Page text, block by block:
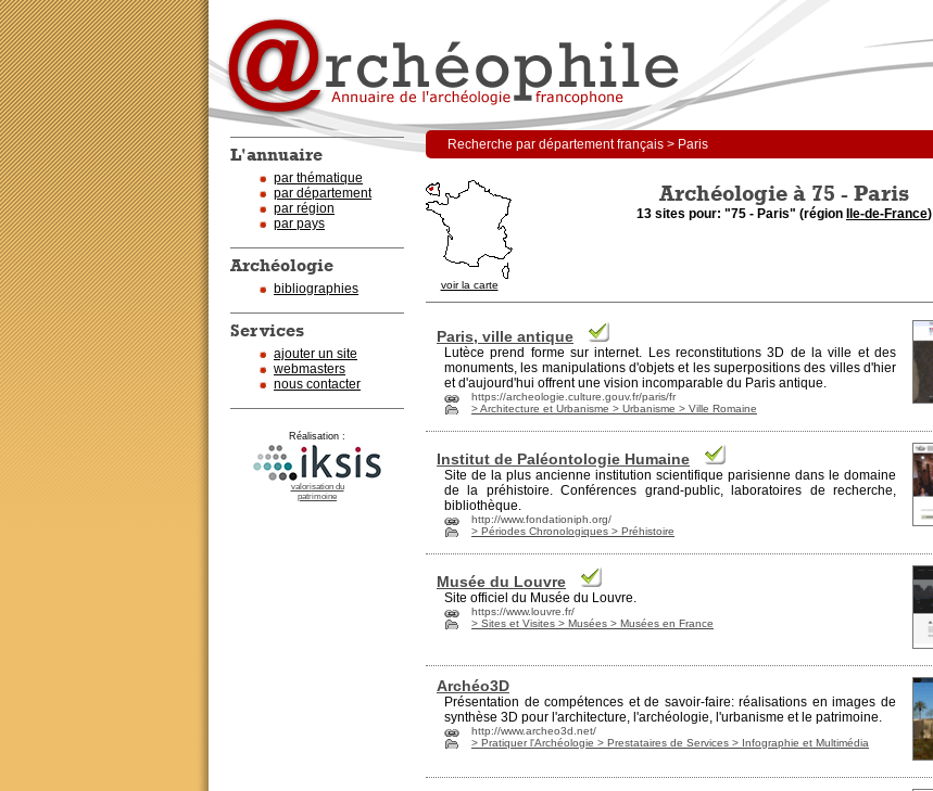
L'annuaire
par thématique
par département
par région
par pays
Archéologie
bibliographies
Services
ajouter un site
webmasters
nous contacter
Réalisation :
valorisation du
patrimoine
Recherche par département français > Paris
voir la carte
Archéologie à 75 - Paris
13 sites pour: "75 - Paris" (région Ile-de-France)
Paris, ville antique
Lutèce prend forme sur internet. Les reconstitutions 3D de la ville et des
monuments, les manipulations d'objets et les superpositions des villes d'hier
et d'aujourd'hui offrent une vision incomparable du Paris antique.
https://archeologie.culture.gouv.fr/paris/fr
> Architecture et Urbanisme > Urbanisme > Ville Romaine
Institut de Paléontologie Humaine
Site de la plus ancienne institution scientifique parisienne dans le domaine
de la préhistoire. Conférences grand-public,
laboratoires de recherche,
bibliothèque.
http://www.fondationiph.org/
> Périodes Chronologiques > Préhistoire
Musée du Louvre
Site officiel du Musée du Louvre.
https://www.louvre.fr/
> Sites et Visites > Musées > Musées en France
Archéo3D
Présentation de compétences et de savoir-faire: réalisations en images de
synthèse 3D pour l'architecture, l'archéologie, l'urbanisme et le patrimoine.
http://www.archeo3d.net/
> Pratiquer l'Archéologie > Prestataires de Services > Infographie et Multimédia